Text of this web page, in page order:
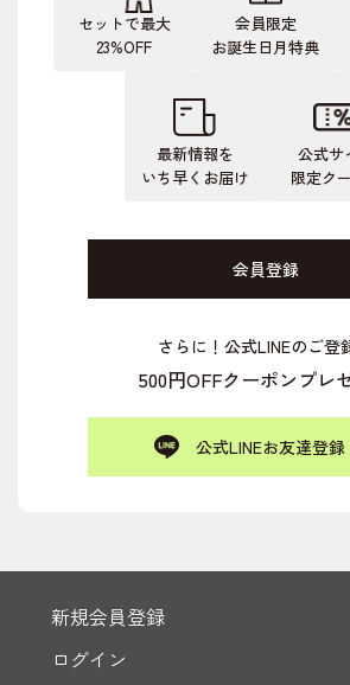
セットで最大
23%OFF
会員限定
お誕生日月特典
最新情報を
いち早くお届け
公式サ
限定ク
会員登録
さらに！公式LINEのご登
500円OFFクーポンプレ
公式LINEお友達登録
新規会員登録
ログイン